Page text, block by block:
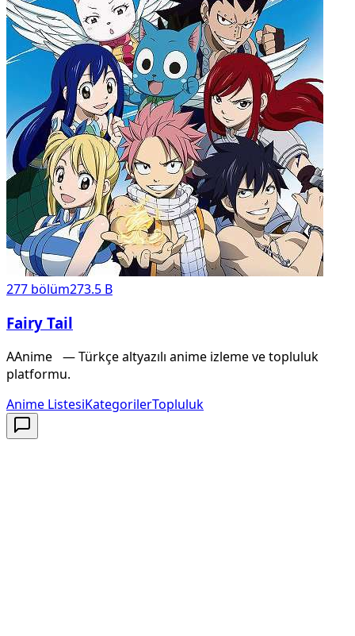
277 bölüm273.5 B
Fairy Tail
AAnime — Türkçe altyazılı anime izleme ve topluluk
platformu.
Anime ListesiKategorilerTopluluk